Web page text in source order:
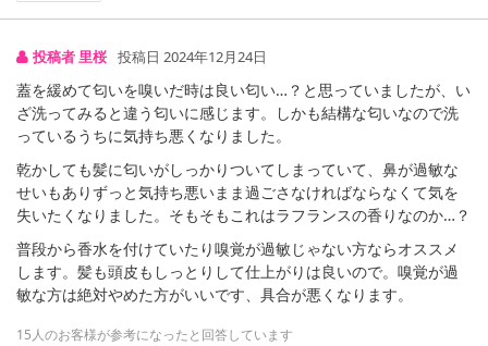
投稿者 里桜 投稿日 2024年12月24日
蓋を緩めて匂いを嗅いだ時は良い匂い…？と思っていましたが、い
ざ洗ってみると違う匂いに感じます。しかも結構な匂いなので洗
っているうちに気持ち悪くなりました。
乾かしても髪に匂いがしっかりついてしまっていて、鼻が過敏な
せいもありずっと気持ち悪いまま過ごさなければならなくて気を
失いたくなりました。そもそもこれはラフランスの香りなのか…？
普段から香水を付けていたり嗅覚が過敏じゃない方ならオススメ
します。髪も頭皮もしっとりして仕上がりは良いので。嗅覚が過
敏な方は絶対やめた方がいいです、具合が悪くなります。
15人のお客様が参考になったと回答しています